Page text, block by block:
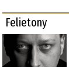
Felietony